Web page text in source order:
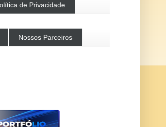
de Privacidade
Nossos Parceiros